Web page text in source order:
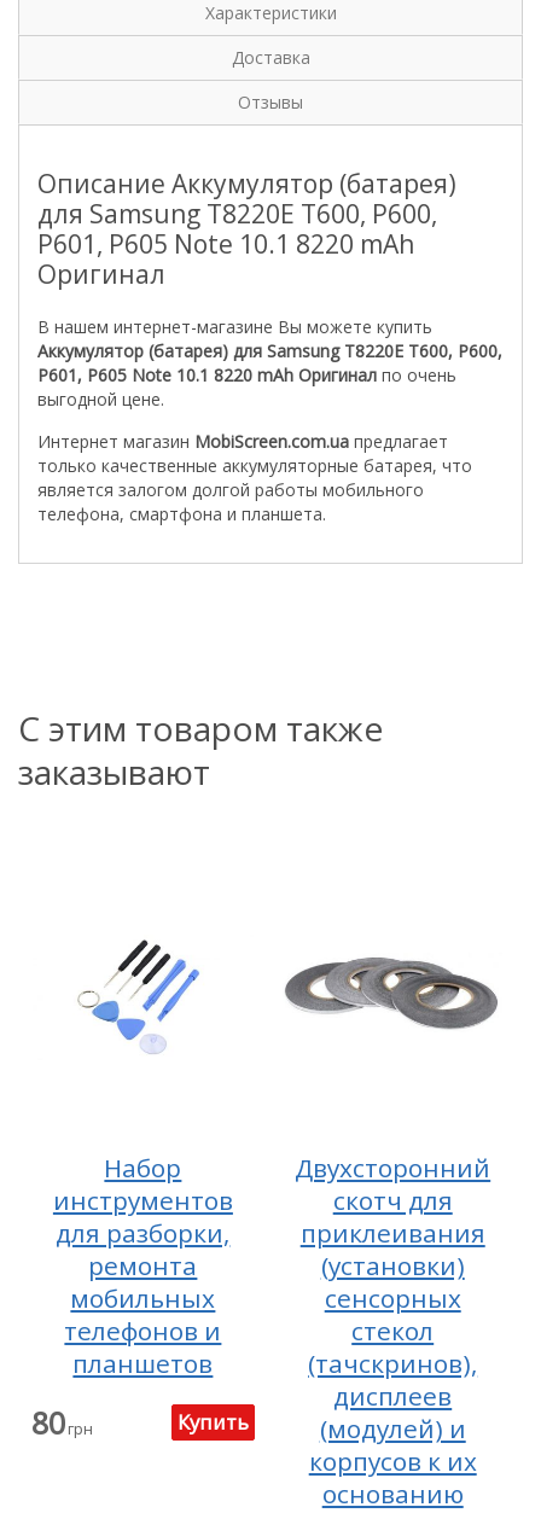
Характеристики
Доставка
Отзывы
Описание Аккумулятор (батарея)
для Samsung T8220E T600, P600,
P601, P605 Note 10.1 8220 mAh
Оригинал
В нашем интернет-магазине Вы можете купить
Аккумулятор (батарея) для Samsung T8220E T600, P600,
P601, P605 Note 10.1 8220 mAh Оригинал по очень
выгодной цене.
Интернет магазин MobiScreen.com.ua предлагает
только качественные аккумуляторные батарея, что
является залогом долгой работы мобильного
телефона, смартфона и планшета.
С этим товаром также
заказывают
Набор
инструментов
для разборки,
ремонта
мобильных
телефонов и
планшетов
80грн
Двухсторонний
скотч для
приклеивания
(установки)
сенсорных
стекол
(тачскринов),
дисплеев
(модулей) и
корпусов к их
основанию